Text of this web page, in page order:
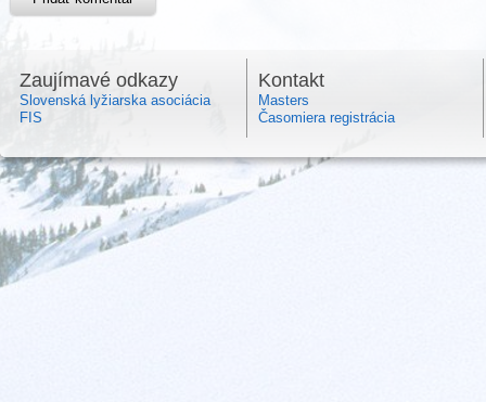
Zaujímavé odkazy
Slovenská lyžiarska asociácia
FIS
Kontakt
Masters
Časomiera registrácia